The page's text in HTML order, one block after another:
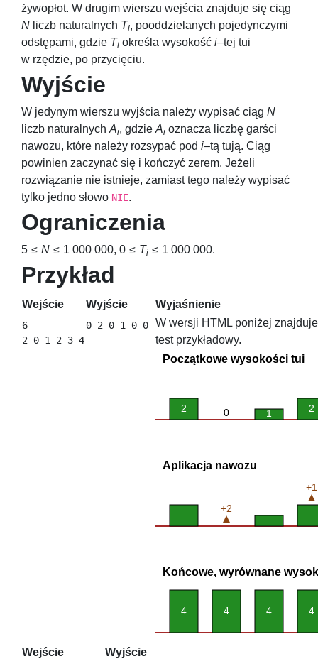
żywopłot. W drugim wierszu wejścia znajduje się ciąg
N liczb naturalnych Ti, pooddzielanych pojedynczymi
odstępami, gdzie Ti określa wysokość i–tej tui
w rzędzie, po przycięciu.
Wyjście
W jedynym wierszu wyjścia należy wypisać ciąg N
liczb naturalnych Ai, gdzie Ai oznacza liczbę garści
nawozu, które należy rozsypać pod i–tą tują. Ciąg
powinien zaczynać się i kończyć zerem. Jeżeli
rozwiązanie nie istnieje, zamiast tego należy wypisać
tylko jedno słowo NIE.
Ograniczenia
5 ≤ N ≤ 1 000 000, 0 ≤ Ti ≤ 1 000 000.
Przykład
Wejście Wyjście Wyjaśnienie
6
W wersji HTML poniżej
test przykładowy.
Początkowe wysokości tui
2 0 1 2
Aplikacja nawozu
+2
+1
Końcowe, wyrównane
4 4 4 4
Wejście Wyjście